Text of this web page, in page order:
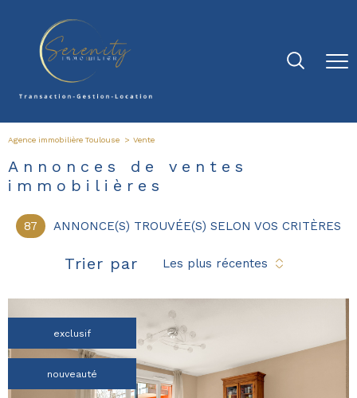
Agence immobilière Toulouse Vente
Annonces de ventes
immobilières
87 ANNONCE(S) TROUVÉE(S) SELON VOS CRITÈRES
Trier par Les plus récentes
exclusif
nouveauté voir le